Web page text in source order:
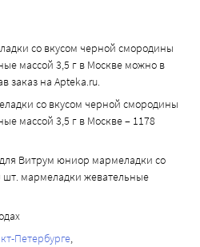
со вкусом черной смородины
массой 3,5 г в Москве можно в
заказ на Apteka.ru.
со вкусом черной смородины
массой 3,5 г в Москве – 1178
Витрум юниор мармеладки со
мармеладки жевательные
Петербурге